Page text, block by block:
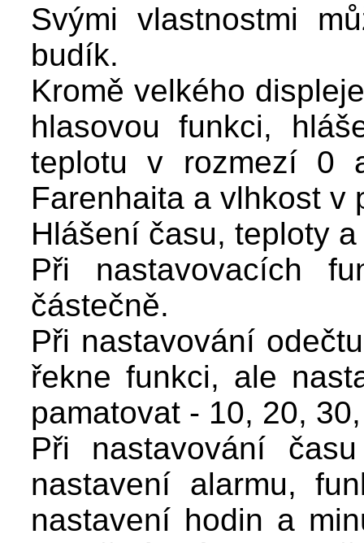
Svými vlastnostmi
budík.
Kromě velkého
hlasovou funkci,
teplotu v rozmezí 0
Farenhaita a vlhkost v
Hlášení času, teploty
Při nastavovacích
částečně.
Při nastavování
řekne funkci, ale
pamatovat - 10, 20,
Při nastavování
nastavení alarmu,
nastavení hodin a